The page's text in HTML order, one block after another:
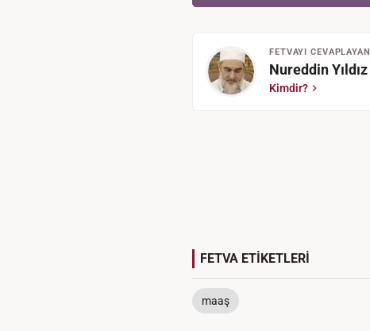
FETVAYI CEVAPLAYAN
Nureddin Yıldız
Kimdir?
FETVA ETİKETLERİ
maaş